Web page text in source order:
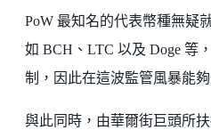
PoW 最知名的代表幣種無疑
如 BCH、LTC 以及 Doge 等
制，因此在這波監管風暴能夠
與此同時，由華爾街巨頭所